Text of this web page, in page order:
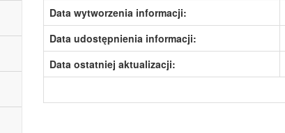
Data wytworzenia informacji:
Data udostępnienia informacji:
Data ostatniej aktualizacji: